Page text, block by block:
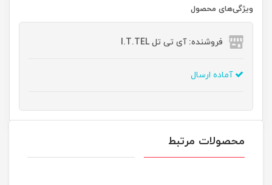
ویژگی‌های محصول
فروشنده: آی تی تل I.T.TEL
آماده ارسال
محصولات مرتبط